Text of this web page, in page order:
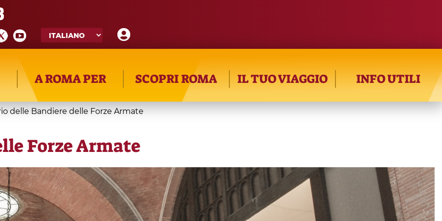
A ROMA PER SCOPRI ROMA IL TUO VIAGGIO INFO UTILI
delle Bandiere delle Forze Armate
Forze Armate